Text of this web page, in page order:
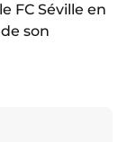
FC Séville en
son